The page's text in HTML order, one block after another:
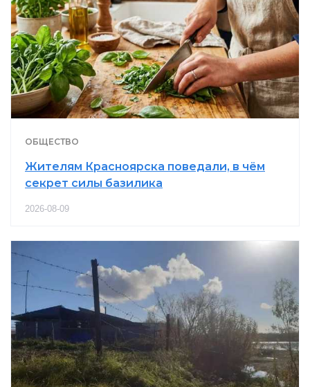
ОБЩЕСТВО
Жителям Красноярска поведали, в чём
секрет силы базилика
2026-08-09